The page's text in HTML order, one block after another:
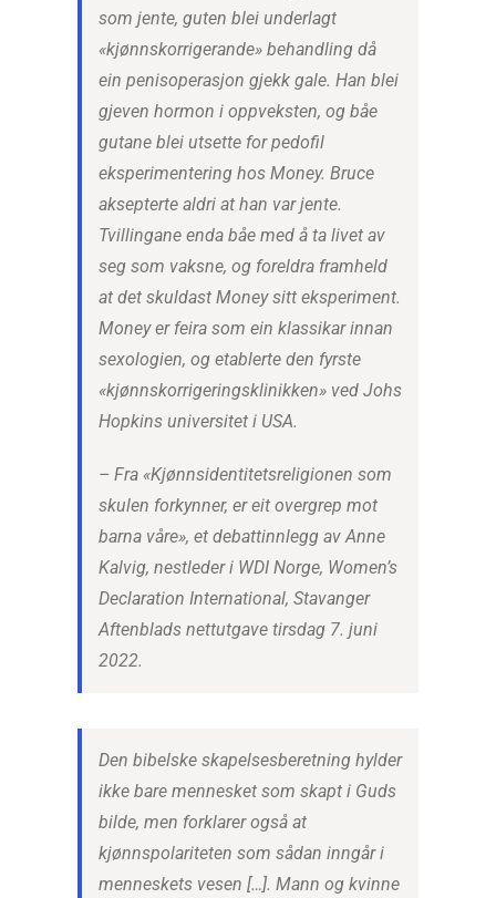
som jente, guten blei underlagt
«kjønnskorrigerande» behandling då
ein penisoperasjon gjekk gale. Han blei
gjeven hormon i oppveksten, og båe
gutane blei utsette for pedofil
eksperimentering hos Money. Bruce
aksepterte aldri at han var jente.
Tvillingane enda båe med å ta livet av
seg som vaksne, og foreldra framheld
at det skuldast Money sitt eksperiment.
Money er feira som ein klassikar innan
sexologien, og etablerte den fyrste
«kjønnskorrigeringsklinikken» ved Johs
Hopkins universitet i USA.
– Fra «Kjønnsidentitetsreligionen som
skulen forkynner, er eit overgrep mot
barna våre», et debattinnlegg av Anne
Kalvig, nestleder i WDI Norge, Women’s
Declaration International, Stavanger
Aftenblads nettutgave tirsdag 7. juni
2022.
Den bibelske skapelsesberetning hylder
ikke bare mennesket som skapt i Guds
bilde, men forklarer også at
kjønnspolariteten som sådan inngår i
menneskets vesen […]. Mann og kvinne